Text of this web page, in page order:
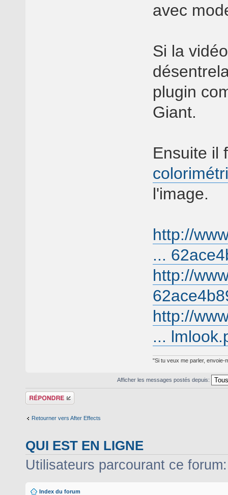
avec
Si la
plugin
Giant.
Ensuite il
l'image.
http://
...
http://
http://
...
"Si tu veux me parler, envoie-
Afficher les messages postés depuis:
Répondre
Retourner vers After Effects
QUI EST EN LIGNE
Utilisateurs parcourant ce
Index du forum